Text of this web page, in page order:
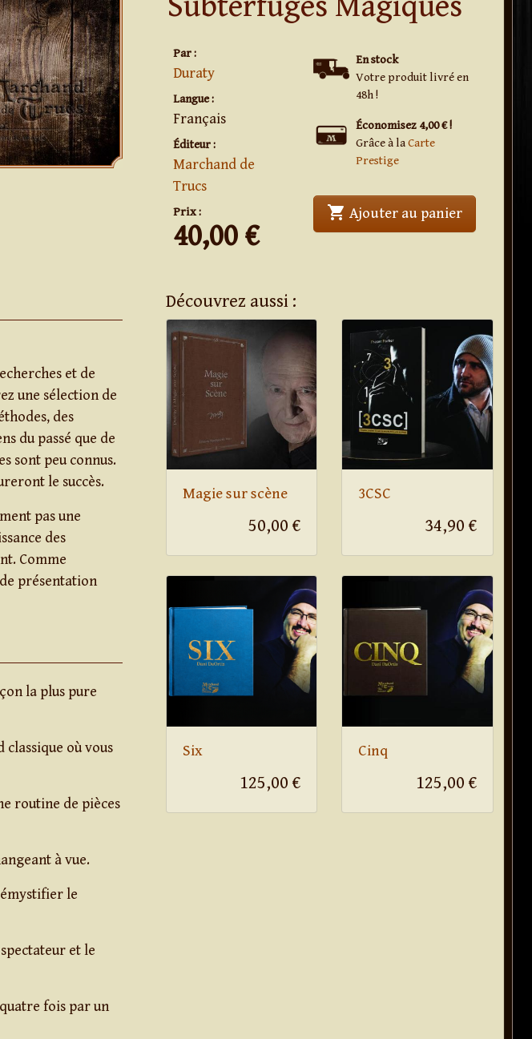
Par :
Duraty
Langue :
Français
Éditeur :
Marchand de
Trucs
Prix :
40,00 €
En stock
Votre produit livré en
48h !
Économisez 4,00 € !
Grâce à laCarte
Prestige
shopping_cart Ajouter au panier' .
et de
une sélection de
des
du passé que de
sont peu connus.
le succès.
pas une
des
Comme
présentation
la plus pure
où vous
routine de pièces
à vue.
le
et le
fois par un
Découvrez aussi :
Magie sur scène
50,00 €
3CSC
34,90 €
Six
125,00 €
Cinq
125,00 €